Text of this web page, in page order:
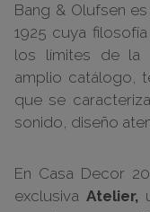
Bang & Olufsen
1925 cuya
los límites de la
amplio catálogo,
que se
sonido, diseño
En Casa Decor
exclusiva Atelier,